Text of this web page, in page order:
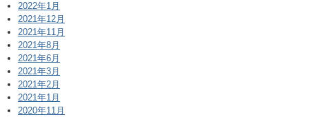
2022年1月
2021年12月
2021年11月
2021年8月
2021年6月
2021年3月
2021年2月
2021年1月
2020年11月